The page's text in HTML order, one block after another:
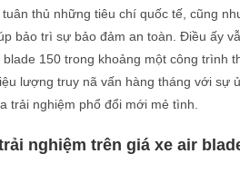
thủ những tiêu chí quốc tế, cũng
bảo trì sự bảo đảm an toàn. Điều ấy
150 trong khoảng một công trình
lượng truy nã vấn hàng tháng với sự
trải nghiệm phổ đổi mới mẻ tình.
nghiệm trên giá xe air